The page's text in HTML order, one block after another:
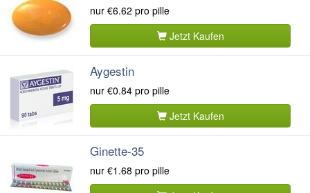
nur €6.62 pro pille
Jetzt Kaufen
Aygestin
nur €0.84 pro pille
Jetzt Kaufen
Ginette-35
nur €1.68 pro pille